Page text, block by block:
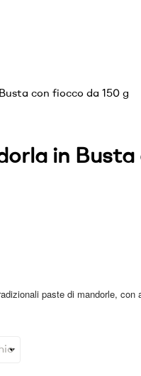
con fiocco da 150 g
in
paste di mandorle, con